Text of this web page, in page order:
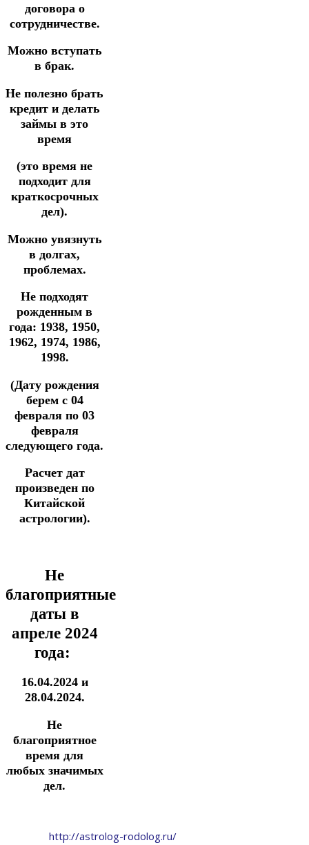
договора о
сотрудничестве.
Можно вступать
в брак.
Не полезно брать
кредит и делать
займы в это
время
(это время не
подходит для
краткосрочных
дел).
Можно увязнуть
в долгах,
проблемах.
Не подходят
рожденным в
года: 1938, 1950,
1962, 1974, 1986,
1998.
(Дату рождения
берем с 04
февраля по 03
февраля
следующего года.
Расчет дат
произведен по
Китайской
астрологии).
Не
благоприятные
даты в
апреле 2024
года:
16.04.2024 и
28.04.2024.
Не
благоприятное
время для
любых значимых
дел.
http://astrolog-rodolog.ru/